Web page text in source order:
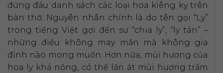
đứng đầu danh sách các loại hoa kiêng kỵ trên
bàn thờ. Nguyên nhân chính là do tên gọi “Ly”
trong tiếng Việt gợi đến sự “chia ly”, “ly tán” –
những điều không may mắn mà không gia
đình nào mong muốn. Hơn nữa, mùi hương của
hoa ly khá nồng, có thể lấn át mùi hương trầm